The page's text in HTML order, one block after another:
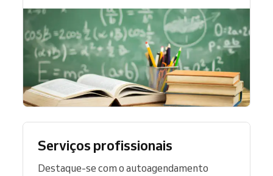
Serviços profissionais
Destaque-se com o autoagendamento